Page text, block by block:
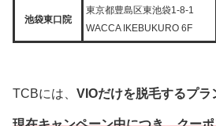
池袋東口院
東京都豊島区東池袋1-8-1
WACCA IKEBUKURO 6F
TCBには、 VIOだけを脱毛するプラ